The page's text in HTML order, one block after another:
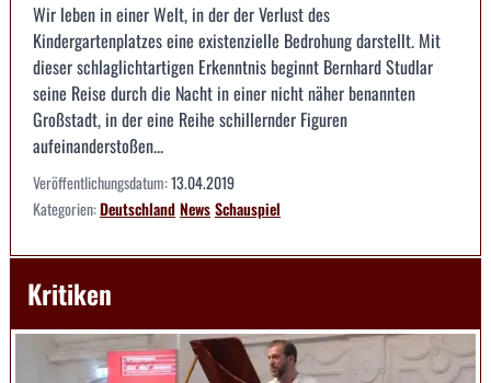
Wir leben in einer Welt, in der der Verlust des
Kindergartenplatzes eine existenzielle Bedrohung darstellt. Mit
dieser schlaglichtartigen Erkenntnis beginnt Bernhard Studlar
seine Reise durch die Nacht in einer nicht näher benannten
Großstadt, in der eine Reihe schillernder Figuren
aufeinanderstoßen...
Veröffentlichungsdatum:13.04.2019
Kategorien:DeutschlandNewsSchauspiel
Kritiken